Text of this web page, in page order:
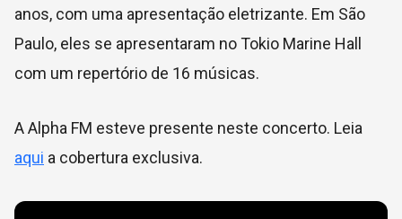
anos, com uma apresentação eletrizante. Em São
Paulo, eles se apresentaram no Tokio Marine Hall
com um repertório de 16 músicas.
A Alpha FM esteve presente neste concerto. Leia
aqui a cobertura exclusiva.